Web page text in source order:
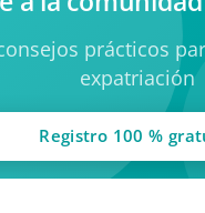
prácticos
expatriación
Registro 100 %